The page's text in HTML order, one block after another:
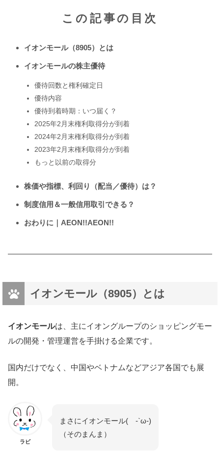
この記事の目次
イオンモール（8905）とは
イオンモールの株主優待
優待回数と権利確定日
優待内容
優待到着時期：いつ届く？
2025年2月末権利取得分が到着
2024年2月末権利取得分が到着
2023年2月末権利取得分が到着
もっと以前の取得分
株価や指標、利回り（配当／優待）は？
制度信用＆一般信用取引できる？
おわりに｜AEON!!AEON!!
イオンモール（8905）とは
イオンモールは、主にイオングループのショッピングモー
ルの開発・管理運営を手掛ける企業です。
国内だけでなく、中国やベトナムなどアジア各国でも展
開。
ラビ
まさにイオンモール( -`ω-)
（そのまんま）